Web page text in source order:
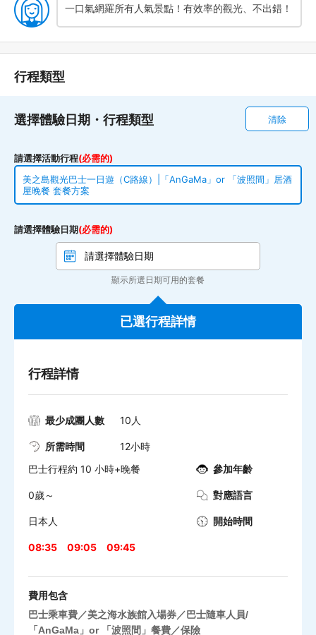
一口氣網羅所有人氣景點！有效率的觀光、不出錯！
行程類型
選擇體驗日期・行程類型 清除
請選擇活動行程(必需的)
美之島觀光巴士一日遊（C路線）|「AnGaMa」or 「波照間」居酒
屋晚餐 套餐方案
請選擇體驗日期(必需的)
顯示所選日期可用的套餐
已選行程詳情
行程詳情
最少成團人數 10人
所需時間
12小時
巴士行程約 10 小時+晚餐
參加年齡
0歲～ 對應語言
日本人 開始時間
08:35 09:05 09:45
費用包含
巴士乘車費／美之海水族館入場券／巴士隨車人員/
「AnGaMa」or 「波照間」餐費／保險